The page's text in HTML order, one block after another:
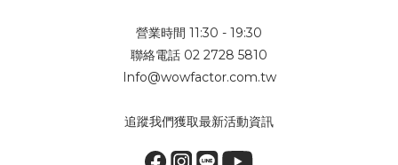
營業時間 11:30 - 19:30
聯絡電話 02 2728 5810
Info@wowfactor.com.tw
追蹤我們獲取最新活動資訊